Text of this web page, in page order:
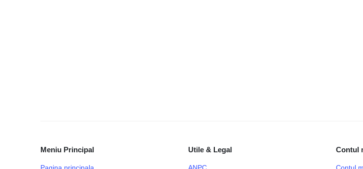
Meniu Principal Utile & Legal Contul